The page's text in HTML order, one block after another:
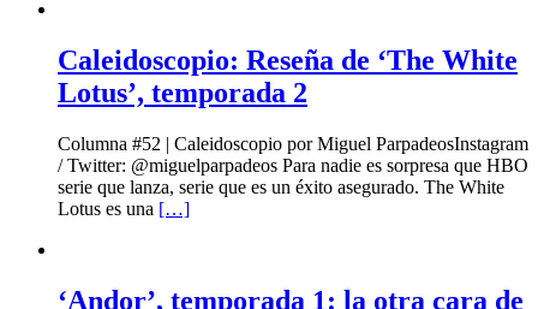
Caleidoscopio: Reseña de ‘The White
Lotus’, temporada 2
Columna #52 | Caleidoscopio por Miguel ParpadeosInstagram
/ Twitter: @miguelparpadeos Para nadie es sorpresa que HBO
serie que lanza, serie que es un éxito asegurado. The White
Lotus es una […]
‘Andor’, temporada 1: la otra cara de